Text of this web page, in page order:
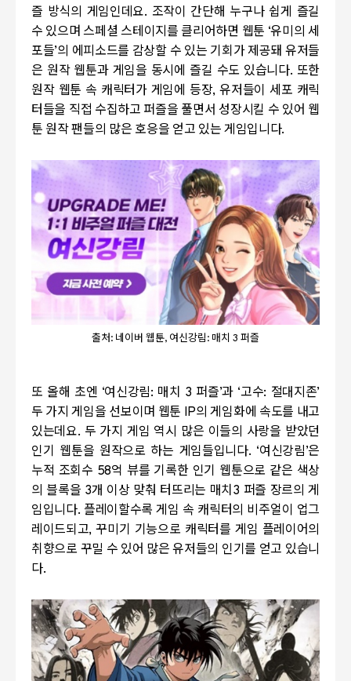
즐 방식의 게임인데요. 조작이 간단해 누구나 쉽게 즐길
수 있으며 스페셜 스테이지를 클리어하면 웹툰 ‘유미의 세
포들’의 에피소드를 감상할 수 있는 기회가 제공돼 유저들
은 원작 웹툰과 게임을 동시에 즐길 수도 있습니다. 또한
원작 웹툰 속 캐릭터가 게임에 등장,유저들이 세포 캐릭
터들을 직접 수집하고 퍼즐을 풀면서 성장시킬 수 있어 웹
툰 원작 팬들의 많은 호응을 얻고 있는 게임입니다.
출처: 네이버 웹툰, 여신강림: 매치 3 퍼즐
또 올해 초엔 ‘여신강림: 매치 3 퍼즐’과‘고수: 절대지존’
두 가지 게임을 선보이며 웹툰 IP의 게임화에 속도를 내고
있는데요. 두 가지 게임 역시 많은 이들의 사랑을 받았던
인기 웹툰을 원작으로 하는 게임들입니다. ‘여신강림’은
누적 조회수 58억 뷰를 기록한 인기 웹툰으로 같은 색상
의 블록을 3개 이상 맞춰 터뜨리는 매치3 퍼즐 장르의 게
임입니다. 플레이할수록 게임 속 캐릭터의 비주얼이 업그
레이드되고,꾸미기 기능으로 캐릭터를 게임 플레이어의
취향으로 꾸밀 수 있어 많은 유저들의 인기를 얻고 있습니
다.